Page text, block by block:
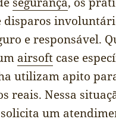
disparos
e responsável.
airsoft case
utilizam apito
reais. Nessa
um